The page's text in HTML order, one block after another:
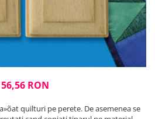
56,56 RON
quilturi pe perete. De asemenea se